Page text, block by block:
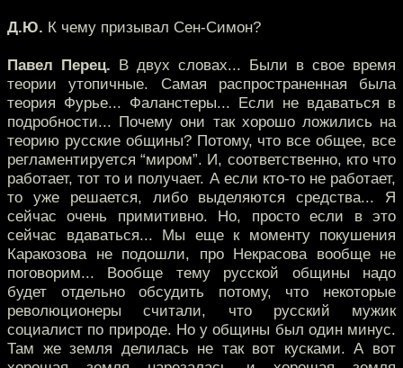
Д.Ю. К чему призывал Сен-Симон?
Павел Перец. В двух словах... Были в свое время
теории утопичные. Самая распространенная была
теория Фурье... Фаланстеры... Если не вдаваться в
подробности... Почему они так хорошо ложились на
теорию русские общины? Потому, что все общее, все
регламентируется “миром”. И, соответственно, кто что
работает, тот то и получает. А если кто-то не работает,
то уже решается, либо выделяются средства... Я
сейчас очень примитивно. Но, просто если в это
сейчас вдаваться... Мы еще к моменту покушения
Каракозова не подошли, про Некрасова вообще не
поговорим... Вообще тему русской общины надо
будет отдельно обсудить потому, что некоторые
революционеры считали, что русский мужик
социалист по природе. Но у общины был один минус.
Там же земля делилась не так вот кусками. А вот